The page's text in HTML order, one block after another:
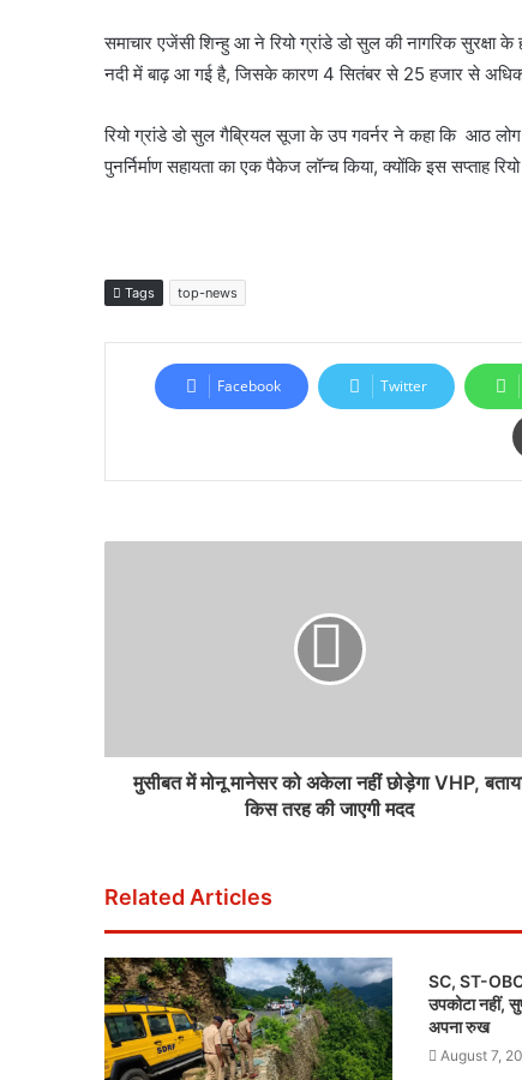
समाचार एजेंसी शिन्हु आ ने रियो ग्रांडे डो सुल की नागरिक सुरक्षा
नदी में बाढ़ आ गई है, जिसके कारण 4 सितंबर से 25 हजार से
रियो ग्रांडे डो सुल गैब्रियल सूजा के उप गवर्नर ने कहा कि आठ
पुनर्निर्माण सहायता का एक पैकेज लॉन्च किया, क्योंकि इस सप्ताह
Tags top-news
Facebook Twitter
मुसीबत में मोनू मानेसर को अकेला नहीं छोड़ेगा VHP,
किस तरह की जाएगी मदद
Related Articles
SC, ST-
उपकोटा नहीं,
अपना रुख
August 7,